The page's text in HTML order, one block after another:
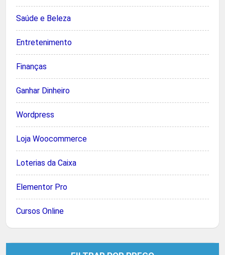
Saúde e Beleza
Entretenimento
Finanças
Ganhar Dinheiro
Wordpress
Loja Woocommerce
Loterias da Caixa
Elementor Pro
Cursos Online